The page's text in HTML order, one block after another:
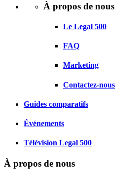
À propos de nous
Le Legal 500
FAQ
Marketing
Contactez-nous
Guides comparatifs
Événements
Télévision Legal 500
À propos de nous